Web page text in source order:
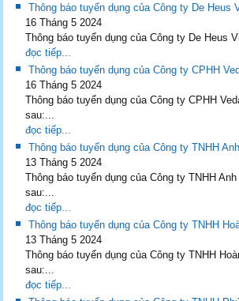
Thông báo tuyển dụng của Công ty De Heus
16 Tháng 5 2024
Thông báo tuyển dụng của Công ty De Heus
đọc tiếp...
Thông báo tuyển dụng của Công ty CPHH
16 Tháng 5 2024
Thông báo tuyển dụng của Công ty CPHH
sau:...
đọc tiếp...
Thông báo tuyển dụng của Công ty TNHH
13 Tháng 5 2024
Thông báo tuyển dụng của Công ty TNHH
sau:...
đọc tiếp...
Thông báo tuyển dụng của Công ty TNHH
13 Tháng 5 2024
Thông báo tuyển dụng của Công ty TNHH
sau:...
đọc tiếp...